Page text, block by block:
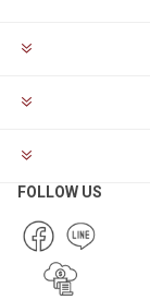
FOLLOW US